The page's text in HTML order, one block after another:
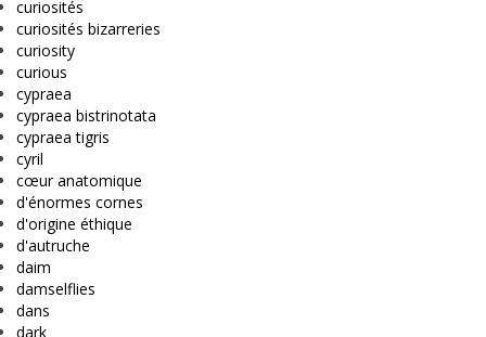
curiosités
curiosités bizarreries
curiosity
curious
cypraea
cypraea bistrinotata
cypraea tigris
cyril
cœur anatomique
d'énormes cornes
d'origine éthique
d'autruche
daim
damselflies
dans
dark